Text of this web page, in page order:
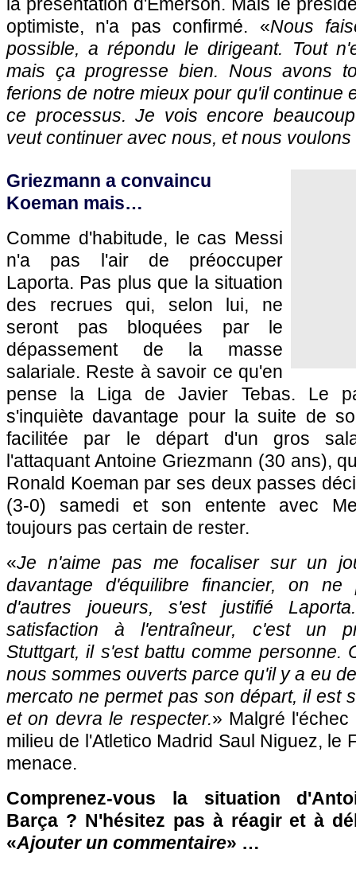
optimiste, n'a pas confirmé. «Nous
possible, a répondu le dirigeant. Tout
mais ça progresse bien. Nous avons
ferions de notre mieux pour qu'il continue
ce processus. Je vois encore
veut continuer avec nous, et nous
Griezmann a convaincu
Koeman mais…
Comme d'habitude, le cas Messi
n'a pas l'air de préoccuper
Laporta. Pas plus que la situation
des recrues qui, selon lui, ne
seront pas bloquées par le
dépassement de la masse
salariale. Reste à savoir ce qu'en
pense la Liga de Javier Tebas. Le
s'inquiète davantage pour la suite de
facilitée par le départ d'un gros
l'attaquant Antoine Griezmann (30 ans),
Ronald Koeman par ses deux passes
(3-0) samedi et son entente avec
toujours pas certain de rester.
«Je n'aime pas me focaliser sur un
davantage d'équilibre financier, on
d'autres joueurs, s'est justifié
satisfaction à l'entraîneur, c'est un
Stuttgart, il s'est battu comme personne.
nous sommes ouverts parce qu'il y a eu
mercato ne permet pas son départ, il est
et on devra le respecter.» Malgré
milieu de l'Atletico Madrid Saul Niguez, le
menace.
Comprenez-vous la situation
Barça ? N'hésitez pas à réagir et à
«Ajouter un commentaire» …